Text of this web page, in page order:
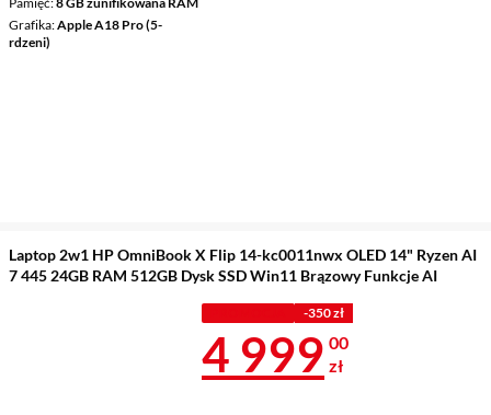
Grafika Apple A18 Pro (5-
rdzeni)
Laptop 2w1 HP OmniBook X Flip 14-kc0011nwx OLED 14" Ryzen AI
7 445 24GB RAM 512GB Dysk SSD Win11 Brązowy Funkcje AI
-350 zł
Cena 4 999 zł
4 999 00
zł